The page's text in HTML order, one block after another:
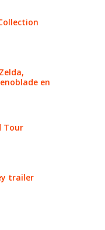
en
Tour
trailer